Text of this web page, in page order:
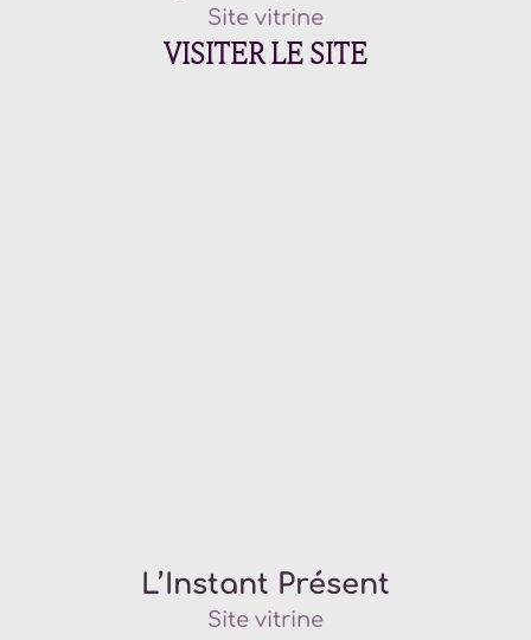
Site vitrine
VISITER LE SITE
L’Instant Présent
Site vitrine